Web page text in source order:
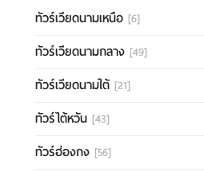
ทัวร์เวียดนามเหนือ [6]
ทัวร์เวียดนามกลาง [49]
ทัวร์เวียดนามใต้ [21]
ทัวร์ไต้หวัน [43]
ทัวร์ฮ่องกง [56]